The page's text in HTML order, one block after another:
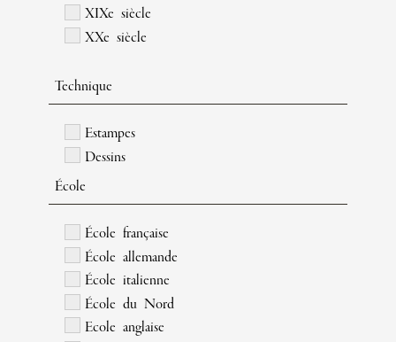
XIXe siècle
XXe siècle
Technique
Estampes
Dessins
École
École française
École allemande
École italienne
École du Nord
Ecole anglaise